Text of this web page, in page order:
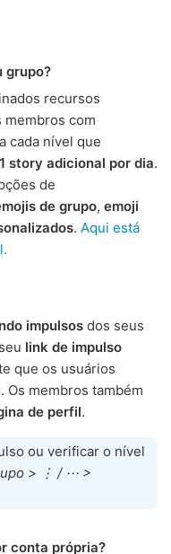
grupo?
recursos
membros com
cada nível que
1 story adicional por dia.
de
de grupo, emoji
. Aqui está
impulsos dos seus
link de impulso
que os usuários
Os membros também
de perfil.
ou verificar o nível
> ⋮ / ⋯ >
conta própria?